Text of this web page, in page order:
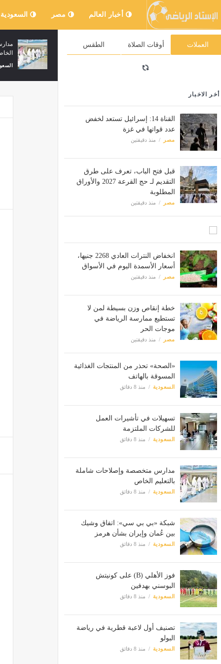
أخبار العالم مصر السعودية
العملات أوقات الصلاة الطقس
أخر الاخبار
القناة 14: إسرائيل تستعد لخفض
عدد قواتها في غزة
مصر منذ دقيقتين
قبل فتح الباب، تعرف على طرق
التقديم لـ حج القرعة 2027 والأوراق
المطلوبة
مصر منذ دقيقتين
انخفاض النترات العادي 2268 جنيها،
أسعار الأسمدة اليوم في الأسواق
مصر منذ دقيقتين
خطة إنقاص وزن بسيطة لمن لا
تستطيع ممارسة الرياضة في
موجات الحر
مصر منذ دقيقتين
«الصحة» تحذر من المنتجات الغذائية
المسوقة بالهاتف
السعودية منذ 8 دقائق
تسهيلات في تأشيرات العمل
للشركات الملتزمة
السعودية منذ 8 دقائق
مدارس متخصصة وإصلاحات شاملة
بالتعليم الخاص
السعودية منذ 8 دقائق
شبكة «بي بي سي»: اتفاق وشيك
بين عُمان وإيران بشأن هرمز
السعودية منذ 8 دقائق
فوز الأهلي (B) على كونيتش
البوسني بهدفين
السعودية منذ 8 دقائق
تصنيف أول لاعبة قطرية في رياضة
البولو
السعودية منذ 8 دقائق
شبكة «بي بي سي»: اتفاق وشيك بين عُمان
وإيران بشأن هرمز